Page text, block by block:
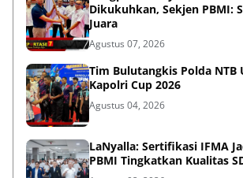
Dikukuhkan, Sekjen PBMI:
Juara
Agustus 07, 2026
Tim Bulutangkis Polda NTB
Kapolri Cup 2026
Agustus 04, 2026
LaNyalla: Sertifikasi IFMA
PBMI Tingkatkan Kualitas